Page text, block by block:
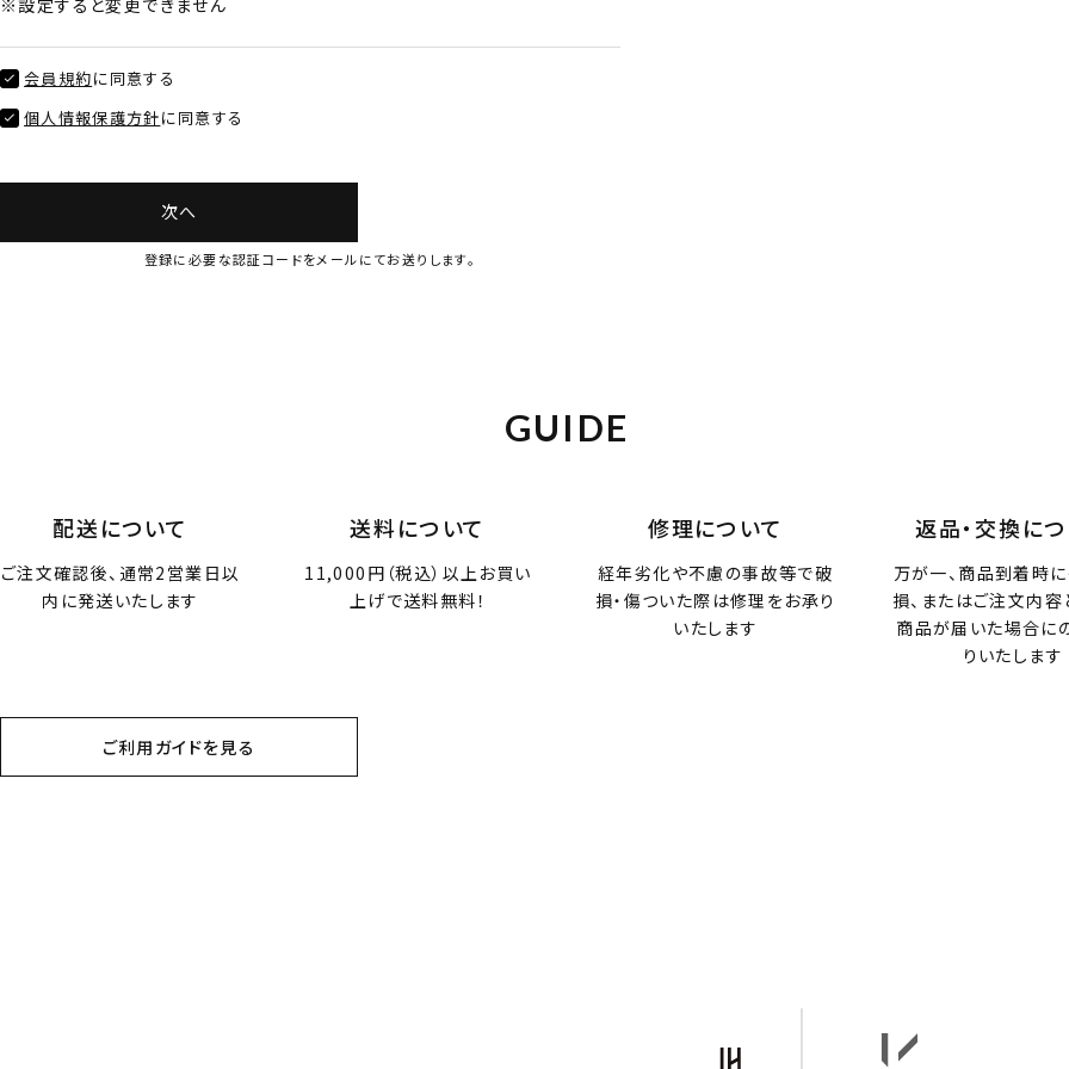
会員規約に同意する
個人情報保護方針に同意する
次へ
登録に必要な認証コードをメールにてお送りします。
GUIDE
配送について
ご注文確認後、通常2営業日以
内に発送いたします
送料について
11,000円（税込）以上お買い
上げで送料無料！
修理について
経年劣化や不慮の事故等で破
損・傷ついた際は修理をお承り
いたします
返品・交換に
万が一、商品到着時
損、またはご注文内
商品が届いた場合に
りいたします
ご利用ガイドを見る